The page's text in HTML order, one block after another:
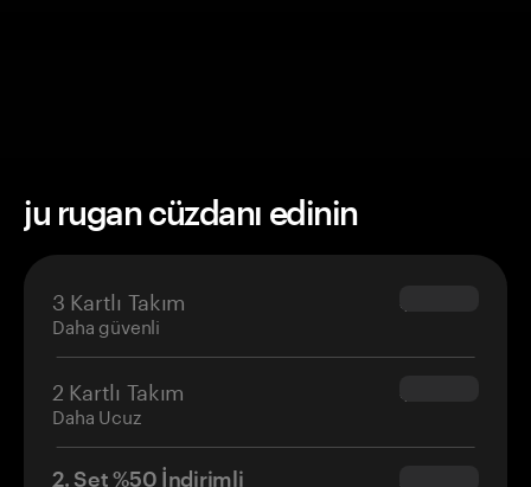
ju rugan cüzdanı edinin
3 Kartlı Takım
Daha güvenli
$69.90
2 Kartlı Takım
Daha Ucuz
$54.90
2. Set %50 İndirimli $34.95